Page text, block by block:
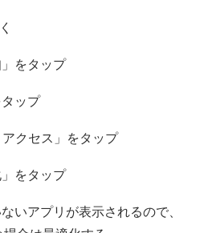
」をタップ
タップ
アクセス」をタップ
」をタップ
いアプリが表示されるので、